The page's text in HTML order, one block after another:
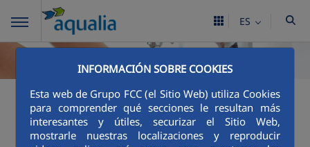
INFORMACIÓN SOBRE COOKIES
Esta web de Grupo FCC (el Sitio Web) utiliza Cookies
para comprender qué secciones le resultan más
interesantes y útiles, securizar el Sitio Web,
mostrarle nuestras localizaciones y reproducir
ES
Ciclo integral